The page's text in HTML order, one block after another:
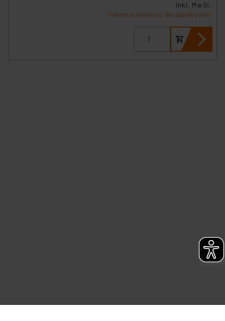
inkl. MwSt.
Informationen zu Versandkosten